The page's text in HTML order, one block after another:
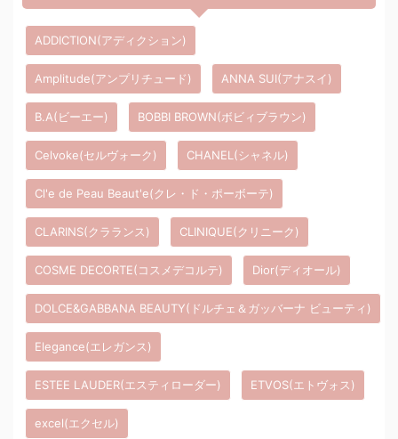
ADDICTION(アディクション)
Amplitude(アンプリチュード) ANNA SUI(アナスイ)
B.A(ビーエー) BOBBI BROWN(ボビィブラウン)
Celvoke(セルヴォーク) CHANEL(シャネル)
Cl'e de Peau Beaut'e(クレ・ド・ポーボーテ)
CLARINS(クラランス) CLINIQUE(クリニーク)
COSME DECORTE(コスメデコルテ) Dior(ディオール)
DOLCE&GABBANA BEAUTY(ドルチェ＆ガッバーナ ビューティ)
Elegance(エレガンス)
ESTEE LAUDER(エスティローダー) ETVOS(エトヴォス)
excel(エクセル)